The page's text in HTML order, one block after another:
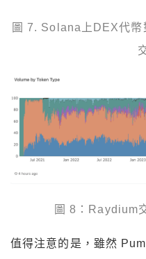
圖 7. Solana上DEX代
圖 8：Raydium
值得注意的是，雖然